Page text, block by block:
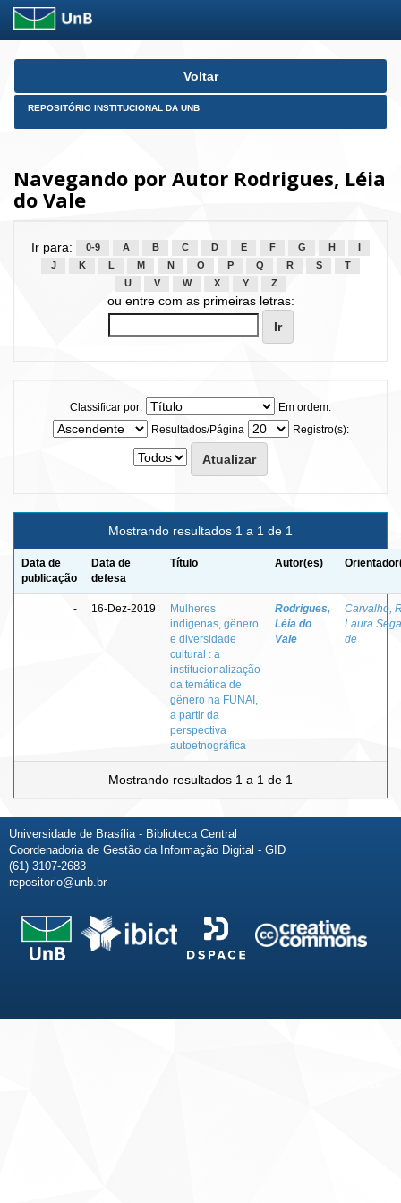
Skip
Voltar
REPOSITÓRIO INSTITUCIONAL DA UNB
Navegando por Autor Rodrigues, Léia
do Vale
Ir para: 0-9 A B C D E F G H
J
K L M N O P Q R S
T
U
V W X Y Z
ou entre com as primeiras letras:
Classificar por:
Em ordem:
Resultados/Página
Registro(s):
Mostrando resultados 1 a 1 de 1
Data de
publicação
Data de
defesa
Título Autor(es)
- 16-Dez-2019
Mulheres
indígenas, gênero
e diversidade
cultural : a
institucionalização
da temática de
gênero na FUNAI,
a partir da
perspectiva
autoetnográfica
Rodrigues,
Léia do
Vale
Carvalho,
Laura
de
Mostrando resultados 1 a 1 de 1
Universidade de Brasília - Biblioteca Central
Coordenadoria de Gestão da Informação Digital - GID
(61) 3107-2683
repositorio@unb.br